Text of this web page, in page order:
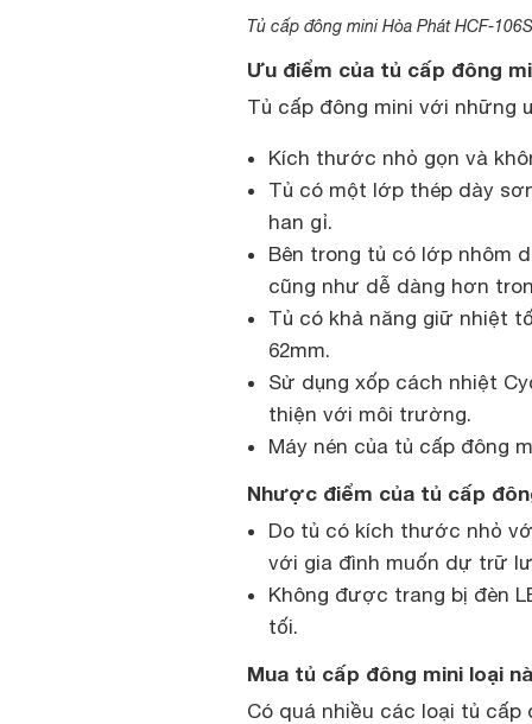
Tủ cấp đông mini Hòa Phát HCF-
Ưu điểm của tủ cấp đông
Tủ cấp đông mini với những
Kích thước nhỏ gọn và
Tủ có một lớp thép dày
han gỉ.
Bên trong tủ có lớp nhôm
cũng như dễ dàng hơn
Tủ có khả năng giữ nhiệt
62mm.
Sử dụng xốp cách nhiệt
thiện với môi trường.
Máy nén của tủ cấp đông
Nhược điểm của tủ cấp
Do tủ có kích thước nhỏ
với gia đình muốn dự trữ
Không được trang bị đèn
tối.
Mua tủ cấp đông mini loại
Có quá nhiều các loại tủ